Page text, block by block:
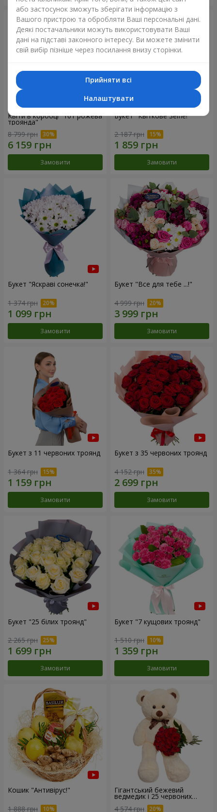
Квіти в коробці "101 рожева
троянда"
8 799 грн
Замовити
Букет "Квіткове Selfie!"
2 187 грн
Замовити
Букет "Яскраві сонечка!"
1 374 грн
Замовити
Букет "Все для тебе ...!"
4 999 грн
Замовити
Букет з 11 червоних троянд
1 364 грн
Замовити
Букет з 35 червоних троянд
4 152 грн
Замовити
Букет "25 білих троянд"
2 265 грн
Замовити
Букет "7 кущових троянд"
1 510 грн
Замовити
Кошик "Антивірус!"
1 888 грн
Гігантський бежевий
ведмедик і 25 червоних
троянд
4 574 грн
або застосунок зможуть зберігати інформацію з
Вашого пристрою та обробляти Ваші персональні дані.
Деякі постачальники можуть використовувати Ваші
дані на підставі законного інтересу. Ви можете змінити
свій вибір пізніше через посилання внизу сторінки.
Прийняти всі
Налаштувати